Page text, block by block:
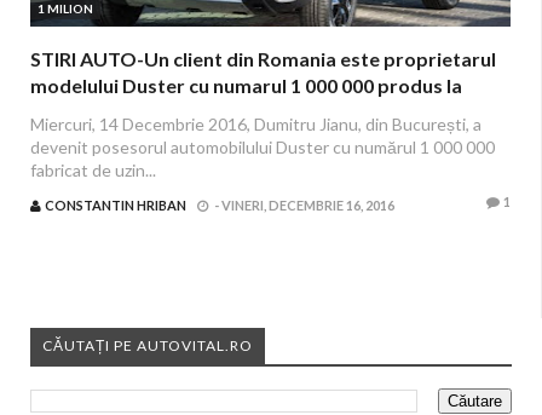
1 MILION
STIRI AUTO-Un client din Romania este proprietarul
modelului Duster cu numarul 1 000 000 produs la
Miercuri, 14 Decembrie 2016, Dumitru Jianu, din București, a
devenit posesorul automobilului Duster cu numărul 1 000 000
fabricat de uzin...
CONSTANTIN HRIBAN -VINERI, DECEMBRIE 16, 2016 1
CĂUTAȚI PE AUTOVITAL.RO